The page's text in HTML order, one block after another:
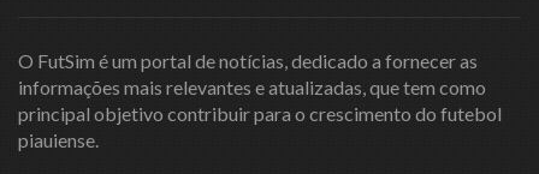
O FutSim é um portal de notícias, dedicado a fornecer as
informações mais relevantes e atualizadas, que tem como
principal objetivo contribuir para o crescimento do futebol
piauiense.